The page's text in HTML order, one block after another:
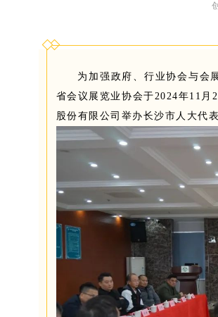
为加强政府、行业协会与会
省会议展览业协会于2024年11月
股份有限公司举办长沙市人大代